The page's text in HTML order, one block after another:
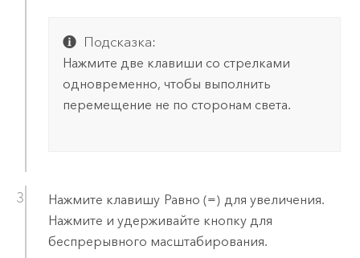
Подсказка:
Нажмите две клавиши со стрелками
одновременно, чтобы выполнить
перемещение не по сторонам света.
Нажмите клавишу Равно (=) для увеличения.
Нажмите и удерживайте кнопку для
беспрерывного масштабирования.